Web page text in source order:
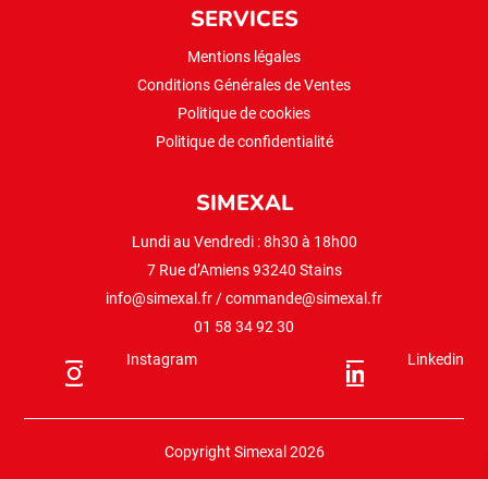
SERVICES
Mentions légales
Conditions Générales de Ventes
Politique de cookies
Politique de confidentialité
SIMEXAL
Lundi au Vendredi : 8h30 à 18h00
7 Rue d’Amiens 93240 Stains
info@simexal.fr /commande@simexal.fr
01 58 34 92 30
Instagram
Linkedin
Copyright Simexal 2026